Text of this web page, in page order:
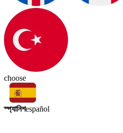
choose
স্প্যানিশespañol